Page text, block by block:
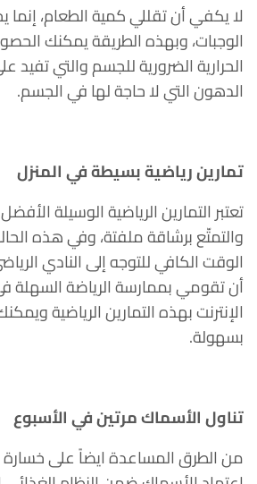
لا يكفي أن تقللي كمية الطعام، إنما
الوجبات، وبهذه الطريقة يمكنك
الحرارية الضرورية للجسم والتي
الدهون التي لا حاجة لها في الجسم.
تمارين رياضية بسيطة في المنزل
تعتبر التمارين الرياضية الوسيلة
والتمتّع برشاقة ملفتة، وفي هذه
الوقت الكافي للتوجه إلى النادي
أن تقومي بممارسة الرياضة السهلة
الإنترنت بهذه التمارين الرياضية
بسهولة.
تناول الأسماك مرتين في الأسبوع
من الطرق المساعدة ايضاً على خسارة